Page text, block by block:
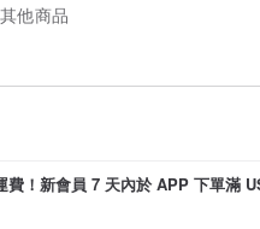
他商品
！新會員 7 天內於 APP 下單滿